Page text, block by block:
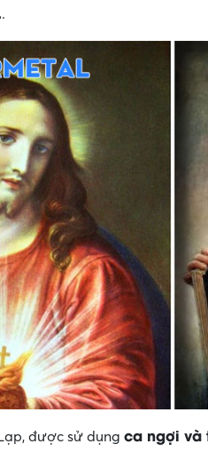
.
được sử dụng ca ngợi và